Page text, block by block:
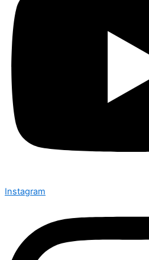
Instagram